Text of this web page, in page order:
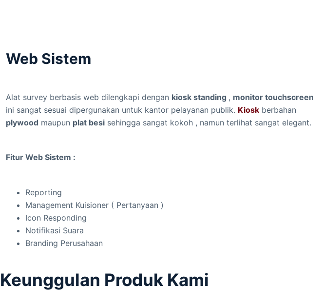
Web Sistem
Alat survey berbasis web dilengkapi dengan kiosk standing , monitor touchscreen
ini sangat sesuai dipergunakan untuk kantor pelayanan publik. Kiosk berbahan
plywood maupun plat besi sehingga sangat kokoh , namun terlihat sangat elegant.
Fitur Web Sistem :
Reporting
Management Kuisioner ( Pertanyaan )
Icon Responding
Notifikasi Suara
Branding Perusahaan
Keunggulan Produk Kami